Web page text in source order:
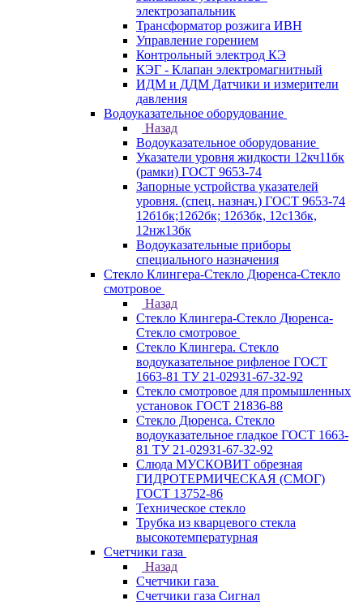
электрозапальник
Трансформатор розжига ИВН
Управление горением
Контрольный электрод КЭ
КЭГ - Клапан электромагнитный
ИДМ и ДДМ Датчики и измерители
давления
Водоуказательное оборудование
Назад
Водоуказательное оборудование
Указатели уровня жидкости 12кч11бк
(рамки) ГОСТ 9653-74
Запорные устройства указателей
уровня. (спец. назнач.) ГОСТ 9653-74
12б1бк;12б2бк; 12б3бк, 12с13бк,
12нж13бк
Водоуказательные приборы
специального назначения
Стекло Клингера-Стекло Дюренса-Стекло
смотровое
Назад
Стекло Клингера-Стекло Дюренса-
Стекло смотровое
Стекло Клингера. Стекло
водоуказательное рифленое ГОСТ
1663-81 ТУ 21-02931-67-32-92
Стекло смотровое для промышленных
установок ГОСТ 21836-88
Стекло Дюренса. Стекло
водоуказательное гладкое ГОСТ 1663-
81 ТУ 21-02931-67-32-92
Слюда МУСКОВИТ обрезная
ГИДРОТЕРМИЧЕСКАЯ (СМОГ)
ГОСТ 13752-86
Техническое стекло
Трубка из кварцевого стекла
высокотемпературная
Счетчики газа
Назад
Счетчики газа
Счетчики газа Сигнал